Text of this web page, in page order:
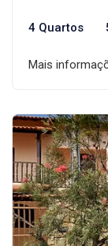
4 Quartos
Mais